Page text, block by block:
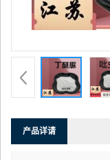
产品详请